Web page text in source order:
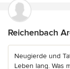
Reichenbach
Neugierde und
Leben lang. Was